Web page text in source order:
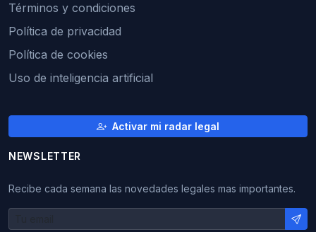
Términos y condiciones
Política de privacidad
Política de cookies
Uso de inteligencia artificial
Activar mi radar legal
NEWSLETTER
Recibe cada semana las novedades legales mas importantes.